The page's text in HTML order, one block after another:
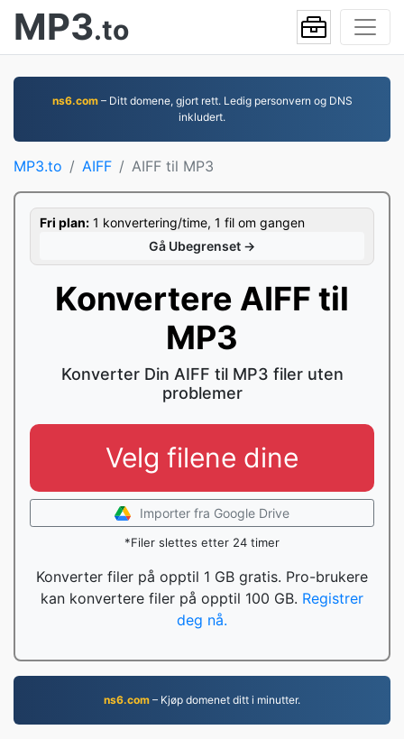
MP3.to
ns6.com– Ditt domene, gjort rett. Ledig personvern og DNS
inkludert.
MP3.to AIFF AIFF til MP3
Fri plan: 1 konvertering/time, 1 fil om gangen
Gå Ubegrenset →
Konvertere AIFF til
MP3
Konverter Din AIFF til MP3 filer uten
problemer
Velg filene dine
Importer fra Google Drive
*Filer slettes etter 24 timer
Konverter filer på opptil 1 GB gratis. Pro-brukere
kan konvertere filer på opptil 100 GB. Registrer
deg nå.
ns6.com – Kjøp domenet ditt i minutter.